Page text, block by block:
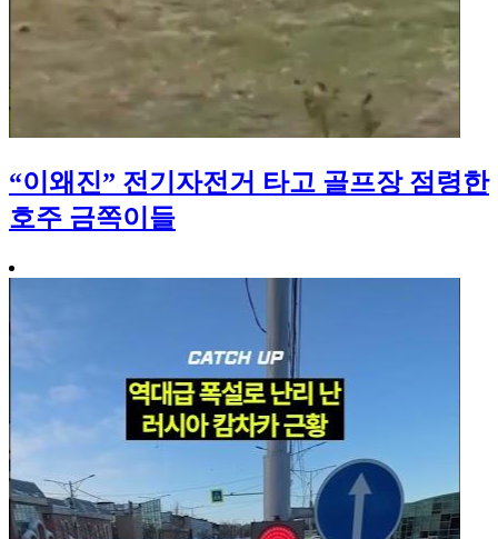
“이왜진” 전기자전거 타고 골프장 점령한
호주 금쪽이들